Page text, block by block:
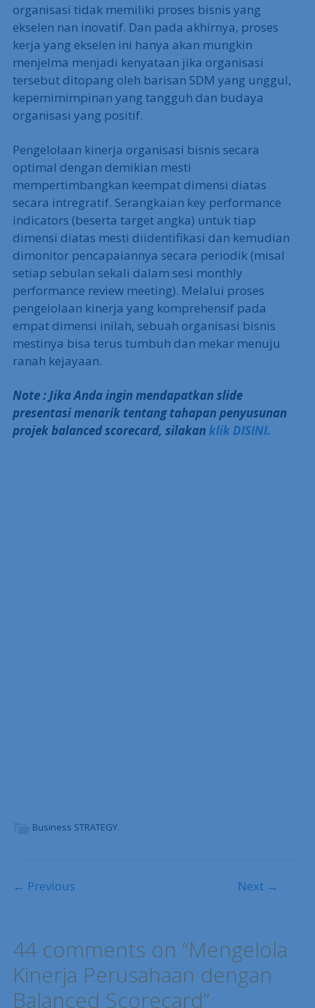
organisasi tidak memiliki proses bisnis yang
ekselen nan inovatif. Dan pada akhirnya, proses
kerja yang ekselen ini hanya akan mungkin
menjelma menjadi kenyataan jika organisasi
tersebut ditopang oleh barisan SDM yang unggul,
kepemimimpinan yang tangguh dan budaya
organisasi yang positif.
Pengelolaan kinerja organisasi bisnis secara
optimal dengan demikian mesti
mempertimbangkan keempat dimensi diatas
secara intregratif. Serangkaian key performance
indicators (beserta target angka) untuk tiap
dimensi diatas mesti diidentifikasi dan kemudian
dimonitor pencapaiannya secara periodik (misal
setiap sebulan sekali dalam sesi monthly
performance review meeting). Melalui proses
pengelolaan kinerja yang komprehensif pada
empat dimensi inilah, sebuah organisasi bisnis
mestinya bisa terus tumbuh dan mekar menuju
ranah kejayaan.
Note : Jika Anda ingin mendapatkan slide
presentasi menarik tentang tahapan penyusunan
projek balanced scorecard, silakanklik DISINI.
Post navigation
← Previous Next →